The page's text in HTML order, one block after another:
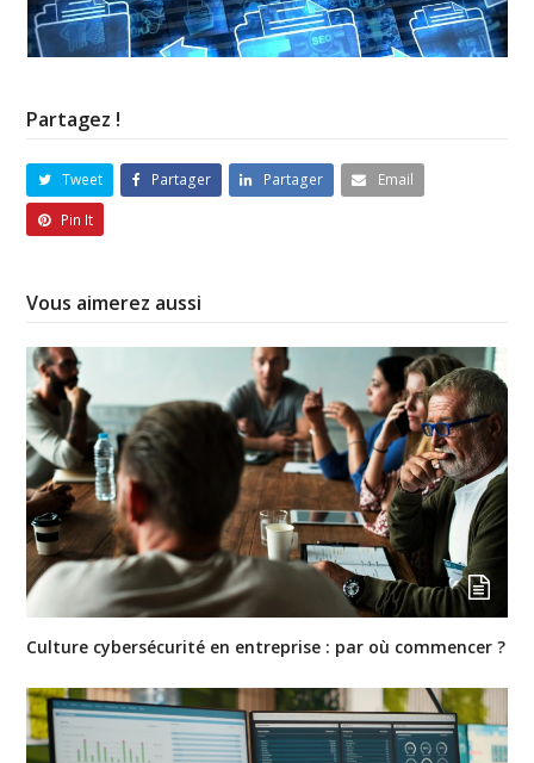
Partagez !
Tweet Partager Partager
Email
Pin It
Vous aimerez aussi
Culture cybersécurité en entreprise : par où commencer ?